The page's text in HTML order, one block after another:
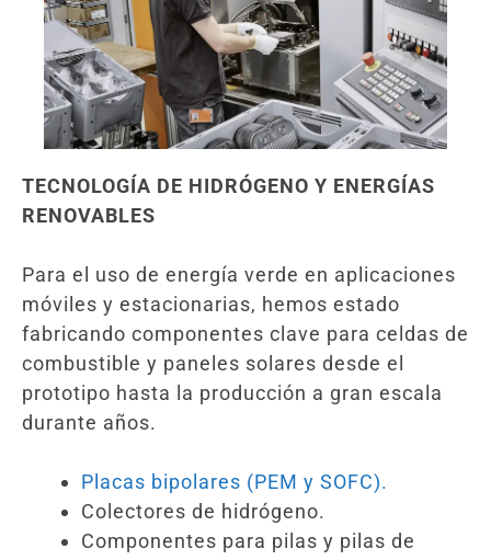
TECNOLOGÍA DE HIDRÓGENO Y ENERGÍAS
RENOVABLES
Para el uso de energía verde en aplicaciones
móviles y estacionarias, hemos estado
fabricando componentes clave para celdas de
combustible y paneles solares desde el
prototipo hasta la producción a gran escala
durante años.
Placas bipolares (PEM y SOFC).
Colectores de hidrógeno.
Componentes para pilas y pilas de